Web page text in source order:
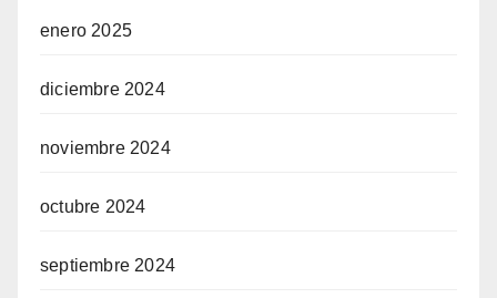
enero 2025
diciembre 2024
noviembre 2024
octubre 2024
septiembre 2024